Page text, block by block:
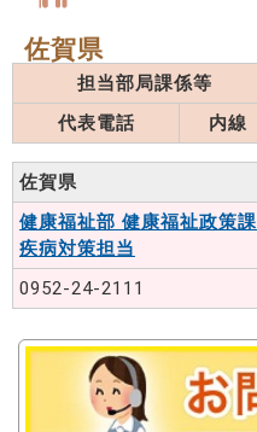
佐賀県
担当部局課係等
代表電話
内線
佐賀県
健康福祉部 健康福祉政策課
疾病対策担当
0952-24-2111